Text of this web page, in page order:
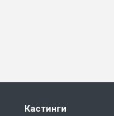
Кастинги